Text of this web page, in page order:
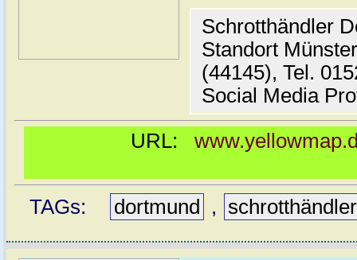
Schrotthändler
Standort
(44145), Tel.
Social Media
URL:
TAGs: dortmund , schrotthändler